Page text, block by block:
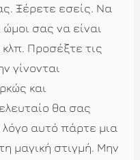
Ξέρετε εσείς. Να
σας να είναι
Προσέξτε τις
γίνονται
και
θα σας
αυτό πάρτε μια
μαγική στιγμή. Μην